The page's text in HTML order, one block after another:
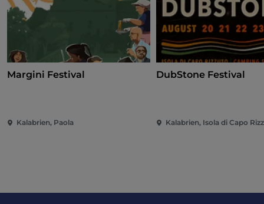
Margini Festival
Kalabrien, Paola
DubStone Festival
Kalabrien, Isola di Capo